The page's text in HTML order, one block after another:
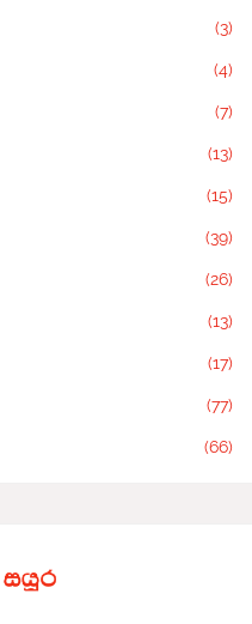
(3)
(4)
(7)
(13)
(15)
(39)
(26)
(13)
(17)
(77)
(66)